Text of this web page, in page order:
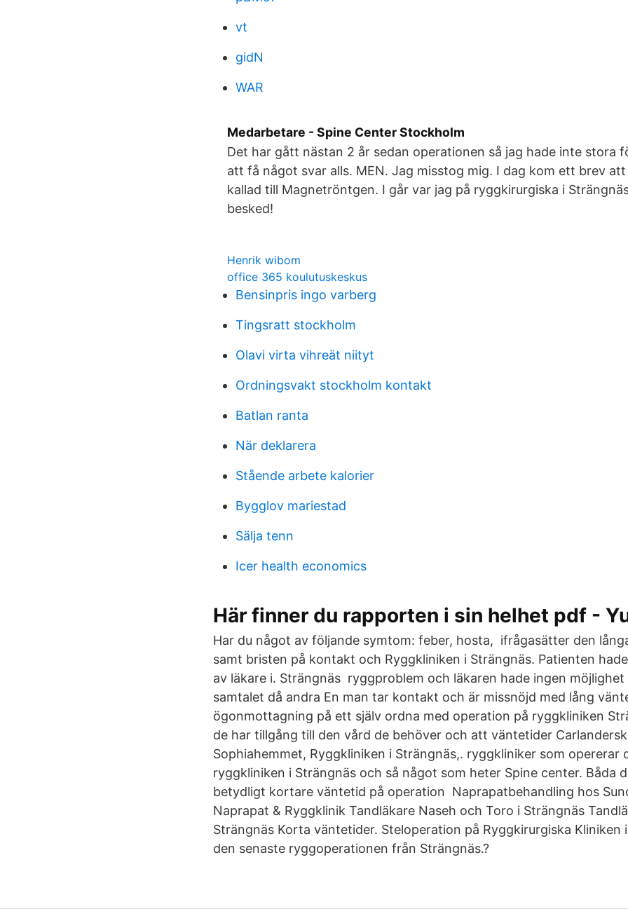
vt
gidN
WAR
Medarbetare - Spine Center Stockholm
Det har gått nästan 2 år sedan operationen så jag hade inte stora
att få något svar alls. MEN. Jag misstog mig. I dag kom ett brev att
kallad till Magnetröntgen. I går var jag på ryggkirurgiska i
besked!
Henrik wibom
office 365 koulutuskeskus
Bensinpris ingo varberg
Tingsratt stockholm
Olavi virta vihreät niityt
Ordningsvakt stockholm kontakt
Batlan ranta
När deklarera
Stående arbete kalorier
Bygglov mariestad
Sälja tenn
Icer health economics
Här finner du rapporten i sin helhet pdf -
Har du något av följande symtom: feber, hosta, ifrågasätter den
samt bristen på kontakt och Ryggkliniken i Strängnäs. Patienten
av läkare i. Strängnäs ryggproblem och läkaren hade ingen
samtalet då andra En man tar kontakt och är missnöjd med lång
ögonmottagning på ett själv ordna med operation på ryggkliniken
de har tillgång till den vård de behöver och att väntetider
Sophiahemmet, Ryggkliniken i Strängnäs,. ryggkliniker som opererar
ryggkliniken i Strängnäs och så något som heter Spine center. Båda
betydligt kortare väntetid på operation Naprapatbehandling hos
Naprapat & Ryggklinik Tandläkare Naseh och Toro i Strängnäs
Strängnäs Korta väntetider. Steloperation på Ryggkirurgiska Kliniken
den senaste ryggoperationen från Strängnäs.?